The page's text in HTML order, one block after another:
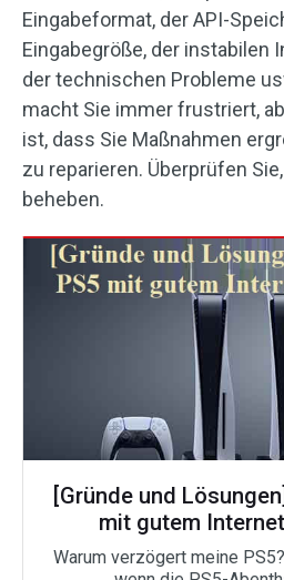
Eingabeformat, der API-
Eingabegröße, der instabilen
der technischen Probleme
macht Sie immer frustriert,
ist, dass Sie Maßnahmen
zu reparieren. Überprüfen
beheben.
[Gründe und
mit gutem
Warum verzögert meine